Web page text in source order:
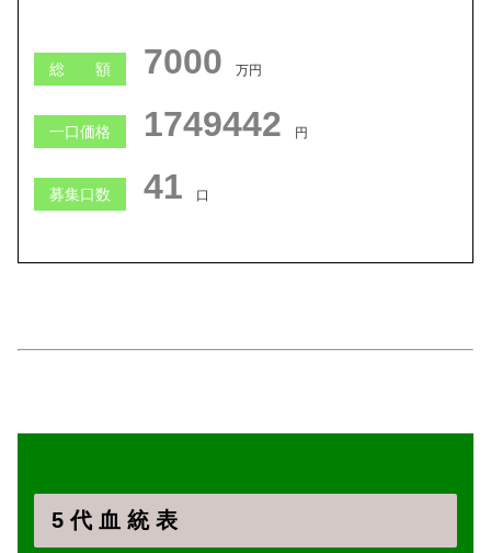
総 額 6999 万円
一口価格 1749430 円
募集口数 41 口
5 代 血 統 表